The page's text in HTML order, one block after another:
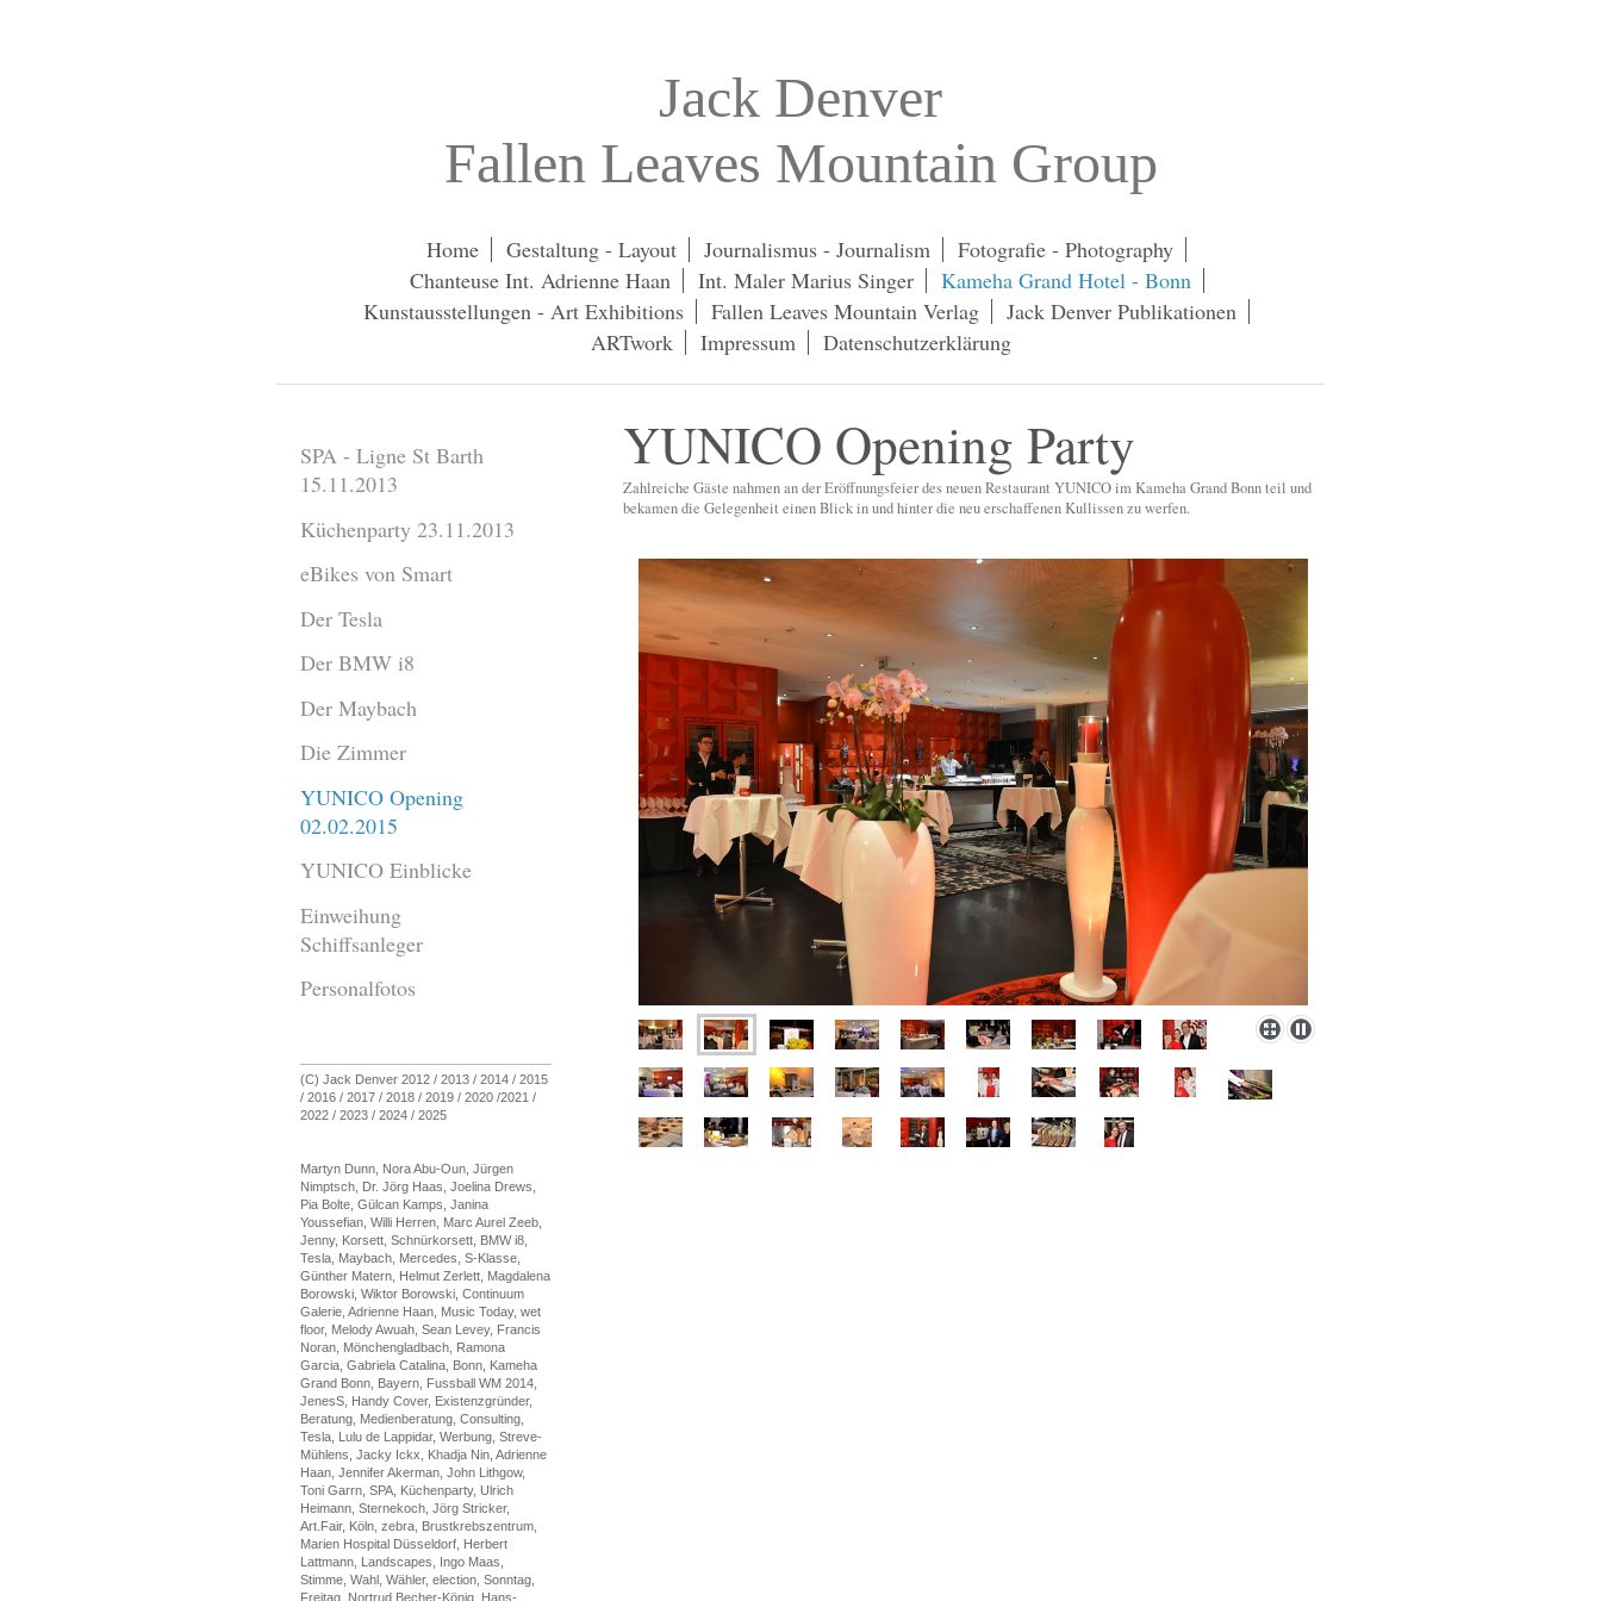
Jack Denver
Fallen Leaves Mountain Group
Home Gestaltung - Layout Journalismus - Journalism
Fotografie - Photography
Chanteuse Int. Adrienne Haan
Int. Maler Marius Singer
Kameha Grand Hotel - Bonn
Kunstausstellungen - Art Exhibitions
Fallen Leaves Mountain Verlag
Jack Denver Publikationen
ARTwork
Impressum Datenschutzerklärung
YUNICO Opening Party
Zahlreiche Gäste nahmen an der Eröffnungsfeier des neuen Restaurant YUNICO im Kameha Grand Bonn teil und
bekamen die Gelegenheit einen Blick in und hinter die neu erschaffenen Kullissen zu werfen.
SPA - Ligne St Barth
15.11.2013
Küchenparty 23.11.2013
eBikes von Smart
Der Tesla
Der BMW i8
Der Maybach
Die Zimmer
YUNICO Opening
02.02.2015
YUNICO Einblicke
Einweihung
Schiffsanleger
Personalfotos
(C) Jack Denver 2012 / 2013 / 2014 / 2015
/ 2016 / 2017 / 2018 / 2019 / 2020 /2021 /
2022 / 2023 / 2024 / 2025
Martyn Dunn, Nora Abu-Oun, Jürgen
Nimptsch, Dr. Jörg Haas, Joelina Drews,
Pia Bolte, Gülcan Kamps, Janina
Youssefian, Willi Herren, Marc Aurel Zeeb,
Jenny, Korsett, Schnürkorsett, BMW i8,
Tesla, Maybach, Mercedes, S-Klasse,
Günther Matern, Helmut Zerlett, Magdalena
Borowski, Wiktor Borowski, Continuum
Galerie, Adrienne Haan, Music Today, wet
floor, Melody Awuah, Sean Levey, Francis
Noran, Mönchengladbach, Ramona
Garcia, Gabriela Catalina, Bonn, Kameha
Grand Bonn, Bayern, Fussball WM 2014,
JenesS, Handy Cover, Existenzgründer,
Beratung, Medienberatung, Consulting,
Tesla, Lulu de Lappidar, Werbung, Streve-
Mühlens, Jacky Ickx, Khadja Nin, Adrienne
Haan, Jennifer Akerman, John Lithgow,
Toni Garrn, SPA, Küchenparty, Ulrich
Heimann, Sternekoch, Jörg Stricker,
Art.Fair, Köln, zebra, Brustkrebszentrum,
Marien Hospital Düsseldorf, Herbert
Lattmann, Landscapes, Ingo Maas,
Stimme, Wahl, Wähler, election, Sonntag,
Freitag, Nortrud Becher-König, Hans-